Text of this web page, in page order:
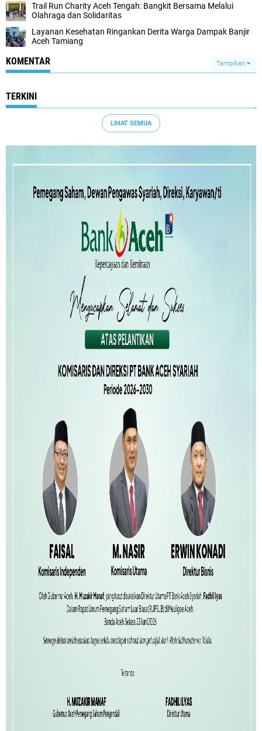
Trail Run Charity Aceh Tengah: Bangkit Bersama Melalui
Olahraga dan Solidaritas
Layanan Kesehatan Ringankan Derita Warga Dampak Banjir
Aceh Tamiang
KOMENTAR Tampilkan
TERKINI
LIHAT SEMUA